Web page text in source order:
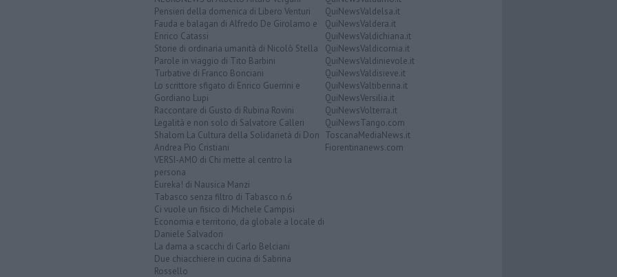
Pensieri della domenica di Libero Venturi
Fauda e balagan di Alfredo De Girolamo e
Enrico Catassi
Storie di ordinaria umanità di Nicolò Stella
Parole in viaggio di Tito Barbini
Turbative di Franco Bonciani
Lo scrittore sfigato di Enrico Guerrini e
Gordiano Lupi
Raccontare di Gusto di Rubina Rovini
Legalità e non solo di Salvatore Calleri
Shalom La Cultura della Solidarietà di Don
Andrea Pio Cristiani
VERSI-AMO di Chi mette al centro la
persona
Eureka! di Nausica Manzi
Tabasco senza filtro di Tabasco n.6
Ci vuole un fisico di Michele Campisi
Economia e territorio, da globale a locale di
Daniele Salvadori
La dama a scacchi di Carlo Belciani
Due chiacchiere in cucina di Sabrina
Rossello
QuiNewsValdelsa.it
QuiNewsValdera.it
QuiNewsValdichiana.it
QuiNewsValdicornia.it
QuiNewsValdinievole.it
QuiNewsValdisieve.it
QuiNewsValtiberina.it
QuiNewsVersilia.it
QuiNewsVolterra.it
QuiNewsTango.com
ToscanaMediaNews.it
Fiorentinanews.com